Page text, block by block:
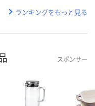
ランキングをもっと見る
スポンサー